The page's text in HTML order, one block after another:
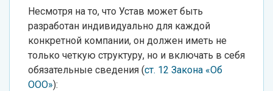
Несмотря на то, что Устав может быть
разработан индивидуально для каждой
конкретной компании, он должен иметь не
только четкую структуру, но и включать в себя
обязательные сведения (ст. 12 Закона «Об
ООО»):